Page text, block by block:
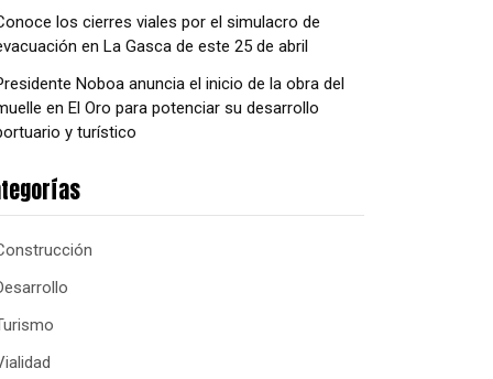
los cierres viales por el simulacro de
en La Gasca de este 25 de abril
Noboa anuncia el inicio de la obra del
en El Oro para potenciar su desarrollo
y turístico